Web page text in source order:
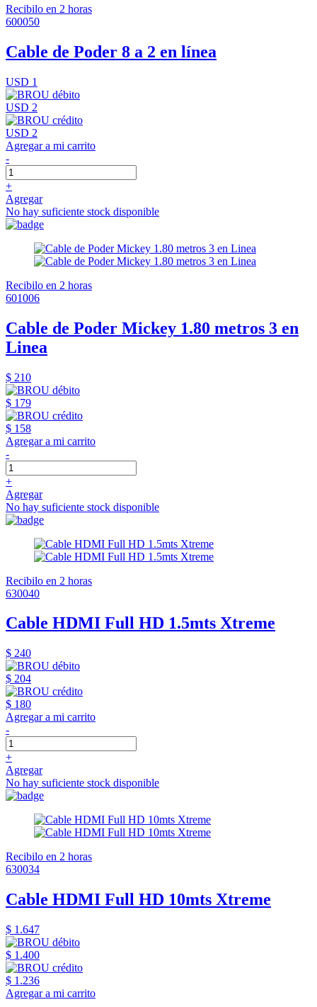
Recibilo en 2 horas
600050
Cable de Poder 8 a 2 en línea
USD 1
USD 2
USD 2
Agregar a mi carrito
-
+
Agregar
No hay suficiente stock disponible
Recibilo en 2 horas
601006
Cable de Poder Mickey 1.80 metros 3 en
Linea
$ 210
$ 179
$ 158
Agregar a mi carrito
-
+
Agregar
No hay suficiente stock disponible
Recibilo en 2 horas
630040
Cable HDMI Full HD 1.5mts Xtreme
$ 240
$ 204
$ 180
Agregar a mi carrito
-
+
Agregar
No hay suficiente stock disponible
Recibilo en 2 horas
630034
Cable HDMI Full HD 10mts Xtreme
$ 1.647
$ 1.400
$ 1.236
Agregar a mi carrito